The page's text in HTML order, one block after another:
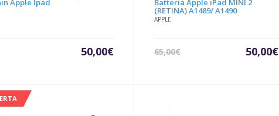
Apple Ipad
50,00€
Batteria Apple iPad MINI 2
(RETINA) A1489/ A1490
APPLE
65,00€
Il
50,00€
Il